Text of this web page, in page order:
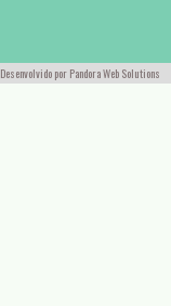
Desenvolvido por Pandora Web Solutions